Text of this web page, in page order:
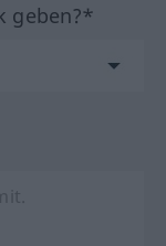
geben?*